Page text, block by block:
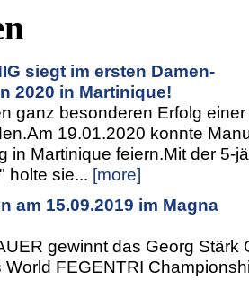
siegt im ersten Damen-
2020 in Martinique!
ganz besonderen Erfolg
19.01.2020 konnte
in Martinique feiern.Mit der 5-
holte sie... [more]
am 15.09.2019 im Magna
gewinnt das Georg Stärk
FEGENTRI